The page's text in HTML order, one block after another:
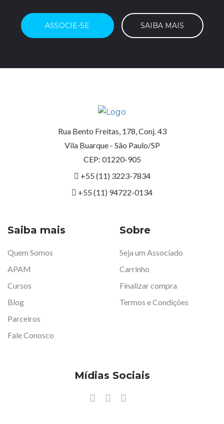
ASSOCIE-SE SAIBA MAIS
Rua Bento Freitas, 178, Conj. 43
Vila Buarque - São Paulo/SP
CEP: 01220-905
+55 (11) 3223-7834
+55 (11) 94722-0134
Saiba mais
Quem Somos
APAM
Cursos
Blog
Parceiros
Fale Conosco
Sobre
Seja um Associado
Carrinho
Finalizar compra
Termos e Condições
Mídias Sociais